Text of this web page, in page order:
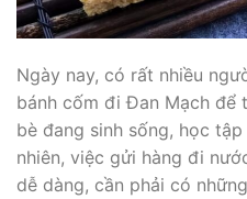
Ngày nay, có rất nhiều
bánh cốm đi Đan Mạch để
bè đang sinh sống, học
nhiên, việc gửi hàng đi
dễ dàng, cần phải có